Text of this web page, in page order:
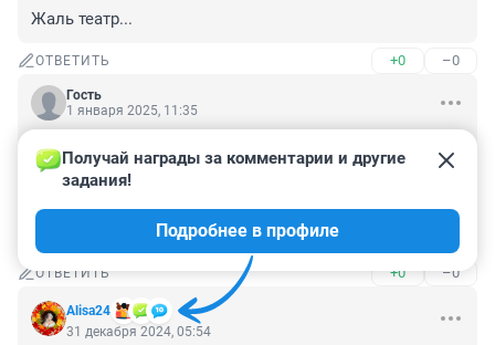
Жаль театр...
ОТВЕТИТЬ +0 –0
Гость
1 января 2025, 11:35
ни в чем себе не отказывают, мой знакомый снимал
там однушку с семьей за 30кусков в месяц, съехал,
когда хозяин поднял цену на десятку-как раз за
"историю", ржунимагу
ОТВЕТИТЬ +0 –0
Alisa24
Получай награды за комментарии и другие
задания!
Подробнее в профиле
31 декабря 2024, 05:54